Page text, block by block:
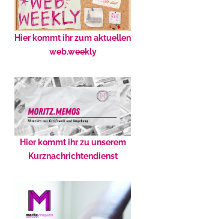
Hier kommt ihr zum aktuellen
web.weekly
Hier kommt ihr zu unserem
Kurznachrichtendienst